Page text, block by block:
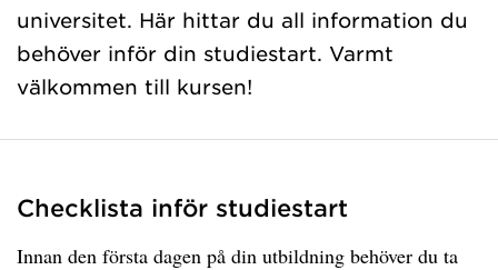
universitet. Här hittar du all information du
behöver inför din studiestart. Varmt
välkommen till kursen!
Checklista inför studiestart
Innan den första dagen på din utbildning behöver du ta